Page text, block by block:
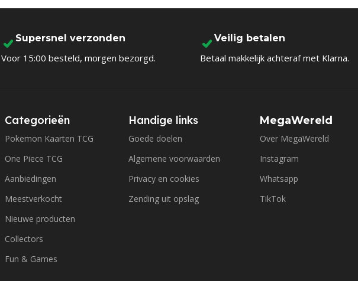
Supersnel verzonden
Voor 15:00 besteld, morgen bezorgd.
Veilig betalen
Betaal makkelijk achteraf met Klarna.
Categorieën
Pokemon Kaarten TCG
One Piece TCG
Aanbiedingen
Meestverkocht
Nieuwe producten
Collectors
Fun & Games
Handige links
Goede doelen
Algemene voorwaarden
Privacy en cookies
Zending uit opslag
MegaWereld
Over MegaWereld
Instagram
Whatsapp
TikTok